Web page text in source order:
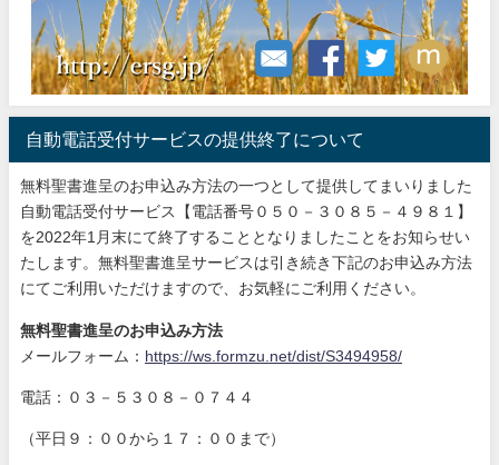
自動電話受付サービスの提供終了について
無料聖書進呈のお申込み方法の一つとして提供してまいりました
自動電話受付サービス【電話番号０５０－３０８５－４９８１】
を2022年1月末にて終了することとなりましたことをお知らせい
たします。無料聖書進呈サービスは引き続き下記のお申込み方法
にてご利用いただけますので、お気軽にご利用ください。
無料聖書進呈のお申込み方法
メールフォーム： https://ws.formzu.net/dist/S3494958/
電話：０３－５３０８－０７４４
（平日９：００から１７：００まで）